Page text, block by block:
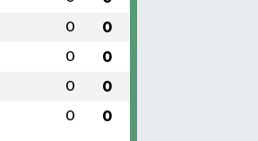
0 0
0 0
0 0
0 0